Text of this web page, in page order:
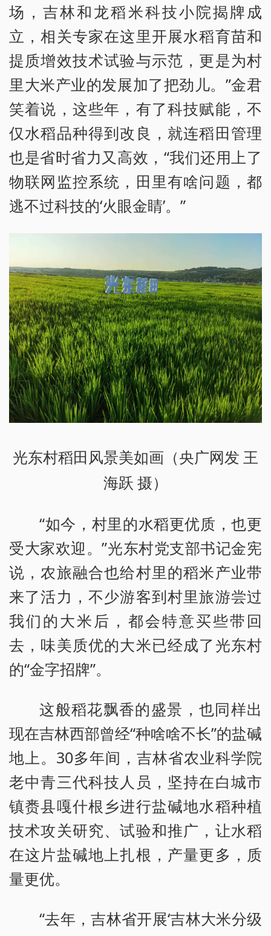
场，吉林和龙稻米科技小院揭牌成
立，相关专家在这里开展水稻育苗和
提质增效技术试验与示范，更是为村
里大米产业的发展加了把劲儿。”金君
笑着说，这些年，有了科技赋能，不
仅水稻品种得到改良，就连稻田管理
也是省时省力又高效，“我们还用上了
物联网监控系统，田里有啥问题，都
逃不过科技的‘火眼金睛’。”
光东村稻田风景美如画（央广网发 王
海跃 摄）
“如今，村里的水稻更优质，也更
受大家欢迎。”光东村党支部书记金宪
说，农旅融合也给村里的稻米产业带
来了活力，不少游客到村里旅游尝过
我们的大米后，都会特意买些带回
去，味美质优的大米已经成了光东村
的“金字招牌”。
这般稻花飘香的盛景，也同样出
现在吉林西部曾经“种啥啥不长”的盐碱
地上。30多年间，吉林省农业科学院
老中青三代科技人员，坚持在白城市
镇赉县嘎什根乡进行盐碱地水稻种植
技术攻关研究、试验和推广，让水稻
在这片盐碱地上扎根，产量更多，质
量更优。
“去年，吉林省开展‘吉林大米分级